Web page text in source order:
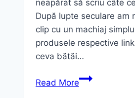
neapărat să scriu câte
După lupte seculare am
clip cu un machiaj
produsele respective
ceva bătăi…
Read MorePrimele